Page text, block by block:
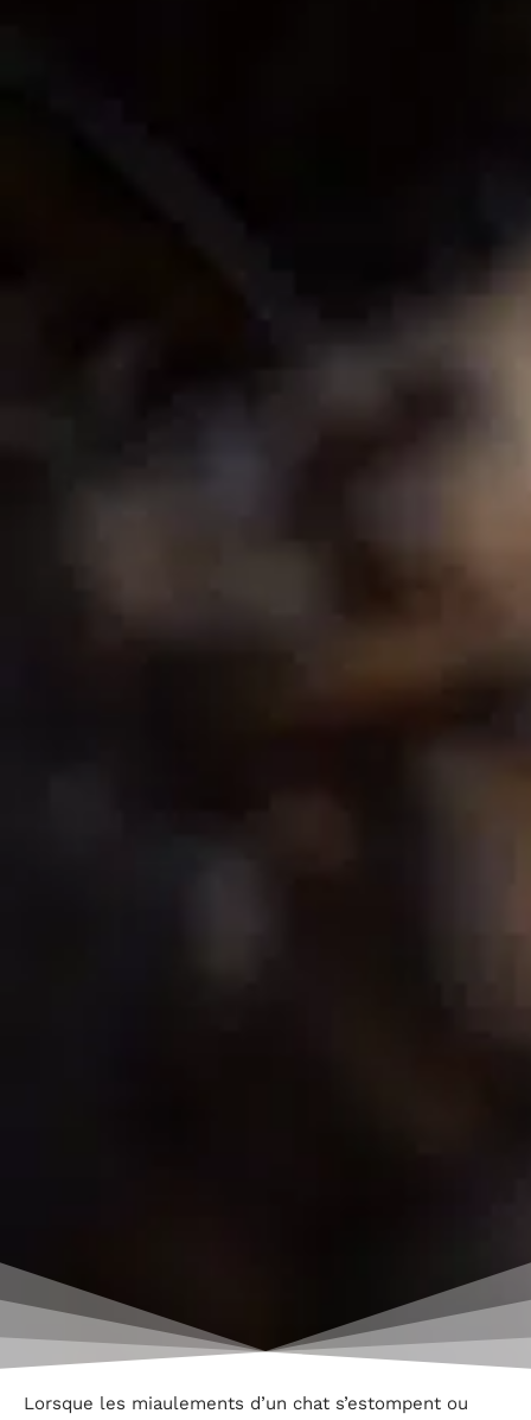
Lorsque les miaulements d’un chat s’estompent ou